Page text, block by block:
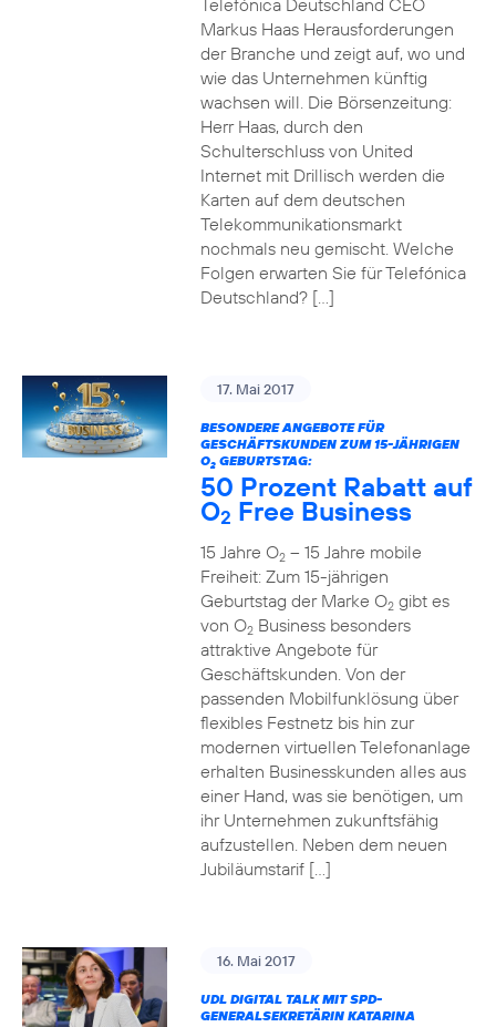
Telefónica Deutschland CEO
Markus Haas Herausforderungen
der Branche und zeigt auf, wo und
wie das Unternehmen künftig
wachsen will. Die Börsenzeitung:
Herr Haas, durch den
Schulterschluss von United
Internet mit Drillisch werden die
Karten auf dem deutschen
Telekommunikationsmarkt
nochmals neu gemischt. Welche
Folgen erwarten Sie für Telefónica
Deutschland? […]
17. Mai 2017
BESONDERE ANGEBOTE FÜR
GESCHÄFTSKUNDEN ZUM 15-JÄHRIGEN
O2GEBURTSTAG:
50 Prozent Rabatt auf
O2 Free Business
15 Jahre O2– 15 Jahre mobile
Freiheit: Zum 15-jährigen
Geburtstag der Marke O2gibt es
von O2Business besonders
attraktive Angebote für
Geschäftskunden. Von der
passenden Mobilfunklösung über
flexibles Festnetz bis hin zur
modernen virtuellen Telefonanlage
erhalten Businesskunden alles aus
einer Hand, was sie benötigen, um
ihr Unternehmen zukunftsfähig
aufzustellen. Neben dem neuen
Jubiläumstarif […]
16. Mai 2017
UDL DIGITAL TALK MIT SPD-
GENERALSEKRETÄRIN KATARINA